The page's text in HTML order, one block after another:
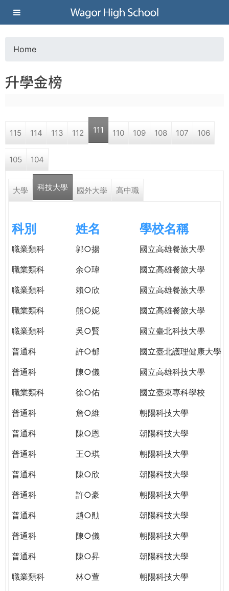
Jump to navigation
葳
格
高
學
格。
WAGOR
TODAY
THE
WORLD
PUTTING
YOU
THE
GLOBAL
CITIZENSHIP
o
a
r
e
e
r
e
Home
升學金榜
115 114 113 112 111 110 109 108 107 106
105 104
大學 科技大學 國外大學 高中職
科別 姓名 學校名稱
職業類科 郭○揚
國立高雄餐旅大學
職業類科
余○瑋
國立高雄餐旅大學
職業類科
賴○欣
國立高雄餐旅大學
職業類科
熊○妮
國立高雄餐旅大學
職業類科
吳○賢
國立臺北科技大學
普通科
許○郁
國立臺北護理健康大學
普通科
陳○儀
國立高雄科技大學
職業類科
徐○佑
國立臺東專科學校
普通科
詹○維
朝陽科技大學
普通科
陳○恩
朝陽科技大學
普通科
王○琪
朝陽科技大學
普通科
陳○欣
朝陽科技大學
普通科
許○豪
朝陽科技大學
普通科
趙○勛
朝陽科技大學
普通科
陳○儀
朝陽科技大學
普通科
陳○昇
朝陽科技大學
職業類科
林○萱
朝陽科技大學